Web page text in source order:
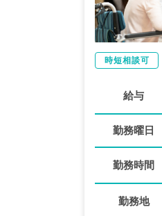
時短相談可
給与
勤務曜日
勤務時間
勤務地